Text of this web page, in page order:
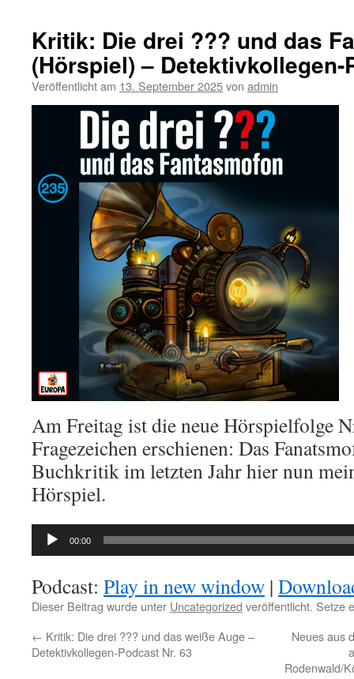
Kritik: Die drei ??? und das
(Hörspiel) – Detektivkollegen-
Veröffentlicht am 13. September 2025von admin
Am Freitag ist die neue Hörspielfolge
Fragezeichen erschienen: Das
Buchkritik im letzten Jahr hier nun
Hörspiel.
Audio-
Player
00:00
Podcast: Play in new window |
Dieser Beitrag wurde unter Uncategorized veröffentlicht. Setze
← Kritik: Die drei ??? und das weiße Auge –
Detektivkollegen-Podcast Nr. 63
Neues aus
Rodenwald/